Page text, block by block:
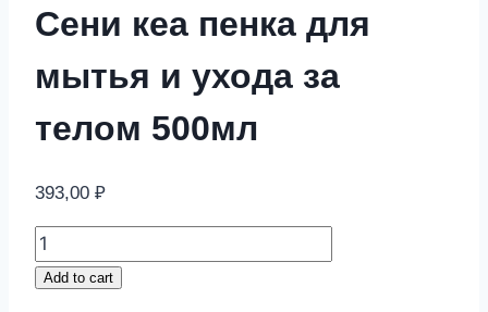
Сени кеа пенка для
мытья и ухода за
телом 500мл
393,00 ₽
Сени
кеа
Add to cart